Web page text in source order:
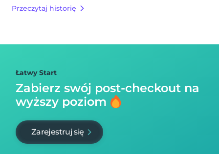
Przeczytaj historię
Łatwy Start
Zabierz swój post-checkout na
wyższy poziom
Zarejestruj się